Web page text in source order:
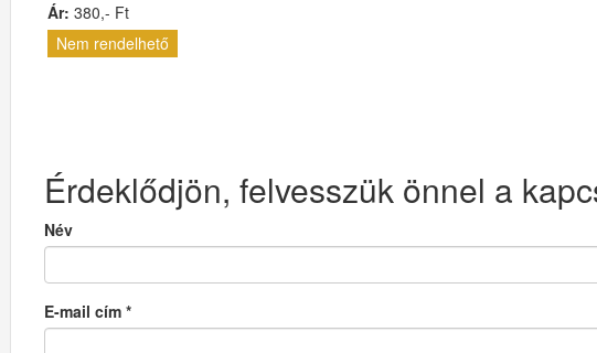
Ár: 380,- Ft
Nem rendelhető
Érdeklődjön, felvesszük önnel a
Név
E-mail cím *